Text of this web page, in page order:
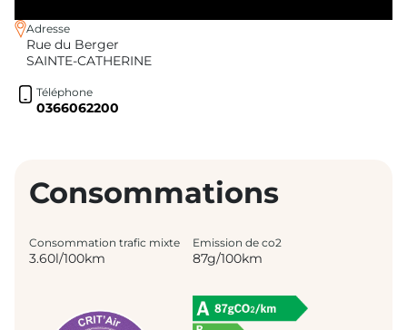
Adresse
Rue du Berger
SAINTE-CATHERINE
Téléphone
0366062200
Consommations
Consommation trafic mixte
3.60l/100km
Emission de co2
87g/100km